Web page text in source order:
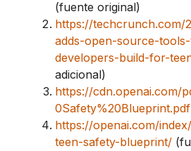
(fuente original)
https://techcrunch.com/
adds-open-source-
developers-build-for-
adicional)
https://cdn.openai.com/
0Safety%20Blueprint.pdf
https://openai.com/
teen-safety-blueprint/